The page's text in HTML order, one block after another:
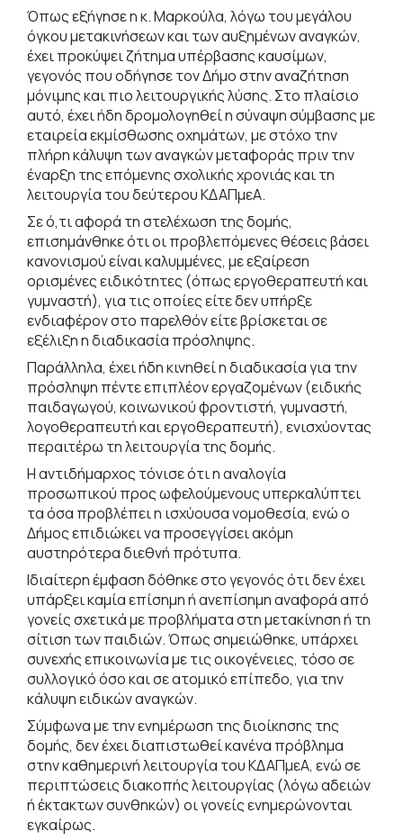
Όπως εξήγησε η κ. Μαρκούλα, λόγω του μεγάλου
όγκου μετακινήσεων και των αυξημένων αναγκών,
έχει προκύψει ζήτημα υπέρβασης καυσίμων,
γεγονός που οδήγησε τον Δήμο στην αναζήτηση
μόνιμης και πιο λειτουργικής λύσης. Στο πλαίσιο
αυτό, έχει ήδη δρομολογηθεί η σύναψη σύμβασης με
εταιρεία εκμίσθωσης οχημάτων, με στόχο την
πλήρη κάλυψη των αναγκών μεταφοράς πριν την
έναρξη της επόμενης σχολικής χρονιάς και τη
λειτουργία του δεύτερου ΚΔΑΠμεΑ.
Σε ό,τι αφορά τη στελέχωση της δομής,
επισημάνθηκε ότι οι προβλεπόμενες θέσεις βάσει
κανονισμού είναι καλυμμένες, με εξαίρεση
ορισμένες ειδικότητες (όπως εργοθεραπευτή και
γυμναστή), για τις οποίες είτε δεν υπήρξε
ενδιαφέρον στο παρελθόν είτε βρίσκεται σε
εξέλιξη η διαδικασία πρόσληψης.
Παράλληλα, έχει ήδη κινηθεί η διαδικασία για την
πρόσληψη πέντε επιπλέον εργαζομένων (ειδικής
παιδαγωγού, κοινωνικού φροντιστή, γυμναστή,
λογοθεραπευτή και εργοθεραπευτή), ενισχύοντας
περαιτέρω τη λειτουργία της δομής.
Η αντιδήμαρχος τόνισε ότι η αναλογία
προσωπικού προς ωφελούμενους υπερκαλύπτει
τα όσα προβλέπει η ισχύουσα νομοθεσία, ενώ ο
Δήμος επιδιώκει να προσεγγίσει ακόμη
αυστηρότερα διεθνή πρότυπα.
Ιδιαίτερη έμφαση δόθηκε στο γεγονός ότι δεν έχει
υπάρξει καμία επίσημη ή ανεπίσημη αναφορά από
γονείς σχετικά με προβλήματα στη μετακίνηση ή τη
σίτιση των παιδιών. Όπως σημειώθηκε, υπάρχει
συνεχής επικοινωνία με τις οικογένειες, τόσο σε
συλλογικό όσο και σε ατομικό επίπεδο, για την
κάλυψη ειδικών αναγκών.
Σύμφωνα με την ενημέρωση της διοίκησης της
δομής, δεν έχει διαπιστωθεί κανένα πρόβλημα
στην καθημερινή λειτουργία του ΚΔΑΠμεΑ, ενώ σε
περιπτώσεις διακοπής λειτουργίας (λόγω αδειών
ή έκτακτων συνθηκών) οι γονείς ενημερώνονται
εγκαίρως.